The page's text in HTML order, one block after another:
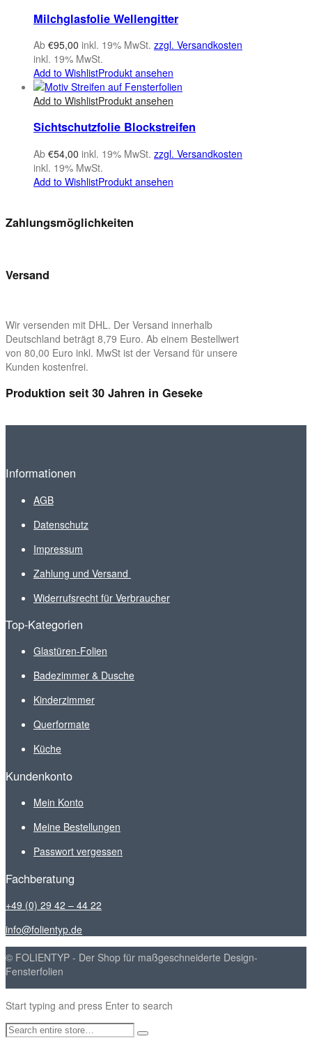
Milchglasfolie Wellengitter
Ab €95,00 inkl. 19% MwSt. zzgl. Versandkosten
inkl. 19% MwSt.
Add to WishlistProdukt ansehen
Add to WishlistProdukt ansehen
Sichtschutzfolie Blockstreifen
Ab €54,00 inkl. 19% MwSt. zzgl. Versandkosten
inkl. 19% MwSt.
Add to WishlistProdukt ansehen
Zahlungsmöglichkeiten
Versand
Wir versenden mit DHL. Der Versand innerhalb
Deutschland beträgt 8,79 Euro. Ab einem Bestellwert
von 80,00 Euro inkl. MwSt ist der Versand für unsere
Kunden kostenfrei.
Produktion seit 30 Jahren in Geseke
Informationen
AGB
Datenschutz
Impressum
Zahlung und Versand
Widerrufsrecht für Verbraucher
Top-Kategorien
Glastüren-Folien
Badezimmer & Dusche
Kinderzimmer
Querformate
Küche
Kundenkonto
Mein Konto
Meine Bestellungen
Passwort vergessen
Fachberatung
+49 (0) 29 42 – 44 22
info@folientyp.de
© FOLIENTYP - Der Shop für maßgeschneiderte Design-
Fensterfolien
Start typing and press Enter to search